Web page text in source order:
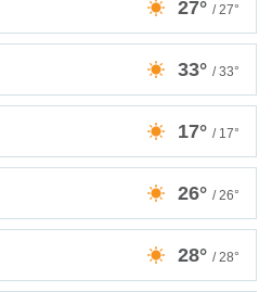
27° / 27°
33° / 33°
17° / 17°
26° / 26°
28° / 28°